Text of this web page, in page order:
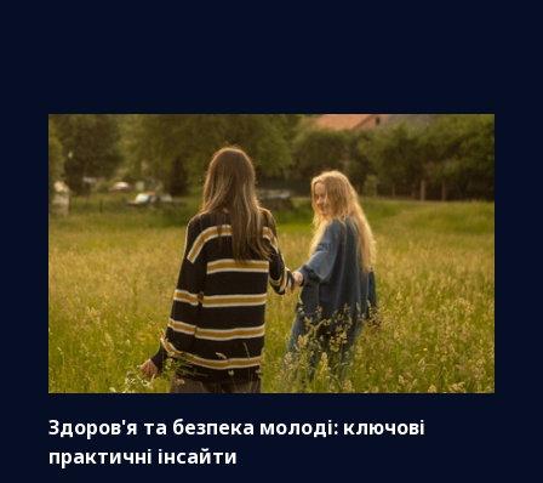
Здоров'я та безпека молоді: ключові
практичні інсайти